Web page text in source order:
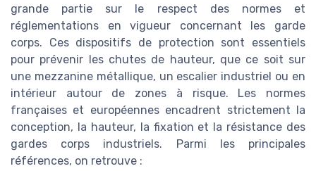
grande partie sur le respect des normes et
réglementations en vigueur concernant les garde
corps. Ces dispositifs de protection sont essentiels
pour prévenir les chutes de hauteur, que ce soit sur
une mezzanine métallique, un escalier industriel ou en
intérieur autour de zones à risque. Les normes
françaises et européennes encadrent strictement la
conception, la hauteur, la fixation et la résistance des
gardes corps industriels. Parmi les principales
références, on retrouve :